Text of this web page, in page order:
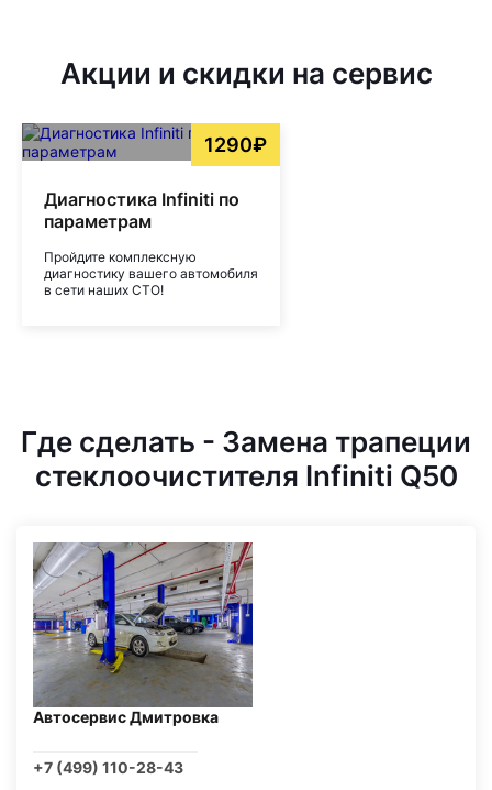
Акции и скидки на сервис
1290₽
Диагностика Infiniti по
параметрам
Пройдите комплексную
диагностику вашего автомобиля
в сети наших СТО!
Где сделать - Замена трапеции
стеклоочистителя Infiniti Q50
Автосервис Дмитровка
+7 (499) 110-28-43